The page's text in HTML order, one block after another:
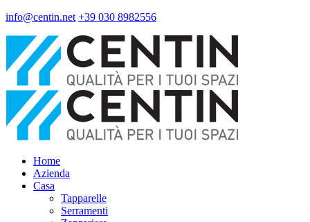
info@centin.net +39 030 8982556
Home
Azienda
Casa
Tapparelle
Serramenti